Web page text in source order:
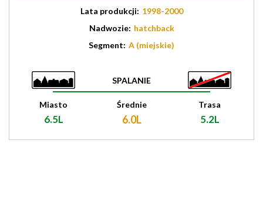
Lata produkcji: 1998-2000
Nadwozie: hatchback
Segment: A (miejskie)
SPALANIE
Miasto
6.5L
Średnie
6.0L
Trasa
5.2L